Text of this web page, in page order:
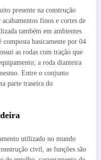
presente na construção
finos e cortes de
também em ambientes
basicamente por 04
as rodas com tração que
a roda dianteira
Entre o conjunto
parte traseira do
utilizado no mundo
civil, as funções são